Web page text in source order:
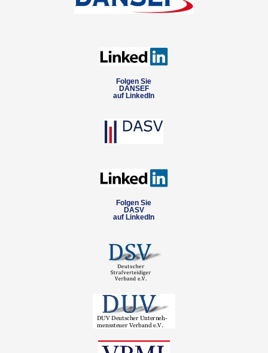
Folgen Sie
DANSEF
auf LinkedIn
Folgen Sie
DASV
auf LinkedIn